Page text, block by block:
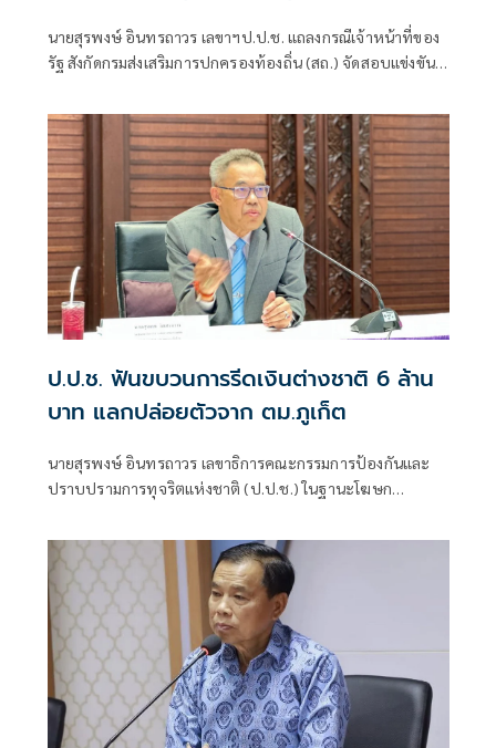
นายสุรพงษ์ อินทรถาวร เลขาฯป.ป.ช. แถลงกรณีเจ้าหน้าที่ของ
รัฐ สังกัดกรมส่งเสริมการปกครองท้องถิ่น (สถ.) จัดสอบแข่งขัน
2568 โดยแก้ไขคะแนนสอบและเรียกรับเงินจากผู้สมัครสอบ
เพื่อช่วยเหลือใ
ป.ป.ช. ฟันขบวนการรีดเงินต่างชาติ 6 ล้าน
บาท แลกปล่อยตัวจาก ตม.ภูเก็ต
นายสุรพงษ์ อินทรถาวร เลขาธิการคณะกรรมการป้องกันและ
ปราบปรามการทุจริตแห่งชาติ (ป.ป.ช.) ในฐานะโฆษก
ความผิด นายวิทยา สมศรีษมสกุล กับพวก รวม 6 คน กรณีร่วม
กันเรียกรับทรัพย์สิน จํานวน 6 ล้านบาท เป็นการตอบแทนใน
การที่จะจูงใจเจ้าพนักงานเพื่อให้ดําเนินการปล่อยตัว (ประกัน
ตัว)